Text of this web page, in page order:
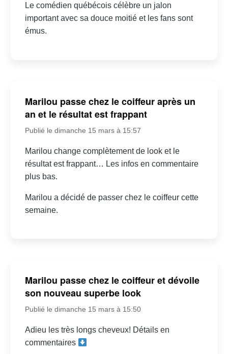
Le comédien québécois célèbre un jalon
important avec sa douce moitié et les fans sont
émus.
Marilou passe chez le coiffeur après un
an et le résultat est frappant
Publié le dimanche 15 mars à 15:57
Marilou change complètement de look et le
résultat est frappant… Les infos en commentaire
plus bas.
Marilou a décidé de passer chez le coiffeur cette
semaine.
Marilou passe chez le coiffeur et dévoile
son nouveau superbe look
Publié le dimanche 15 mars à 15:50
Adieu les très longs cheveux! Détails en
commentaires